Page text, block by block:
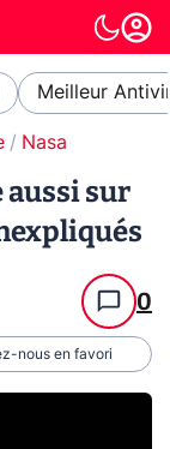
Meilleur
Nasa
aussi sur
0
nous en favori